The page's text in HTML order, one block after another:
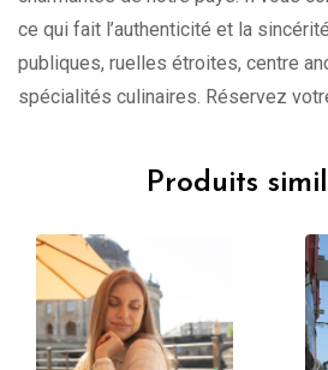
ce qui fait l’authenticité et la
publiques, ruelles étroites, centre
spécialités culinaires. Réservez
Produits